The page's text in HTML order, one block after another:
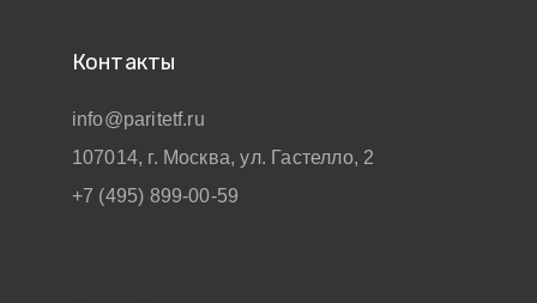
Контакты
info@paritetf.ru
107014, г. Москва, ул. Гастелло, 2
+7 (495) 899-00-59